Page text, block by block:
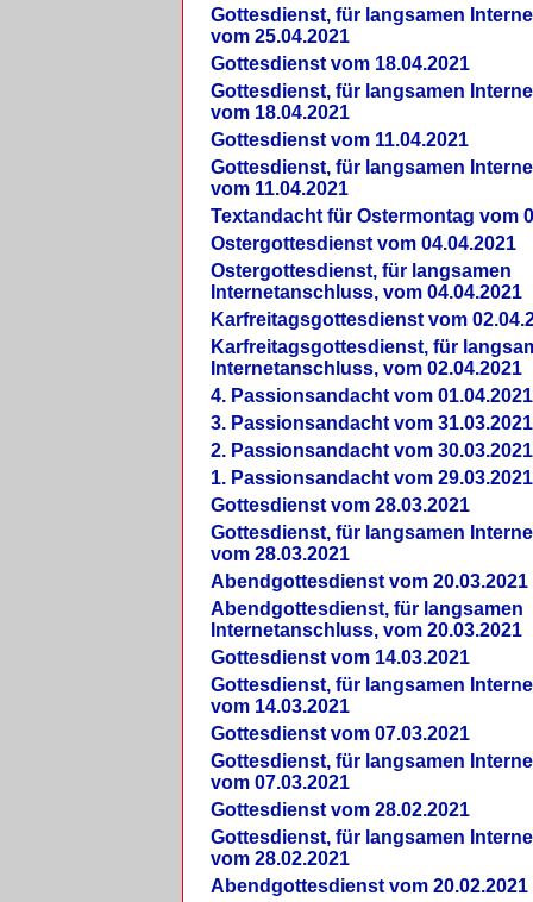
Gottesdienst, für langsamen
vom 25.04.2021
Gottesdienst vom 18.04.2021
Gottesdienst, für langsamen
vom 18.04.2021
Gottesdienst vom 11.04.2021
Gottesdienst, für langsamen
vom 11.04.2021
Textandacht für Ostermontag vom
Ostergottesdienst vom 04.04.2021
Ostergottesdienst, für langsamen
Internetanschluss, vom 04.04.2021
Karfreitagsgottesdienst vom
Karfreitagsgottesdienst, für
Internetanschluss, vom 02.04.2021
4. Passionsandacht vom 01.04.2021
3. Passionsandacht vom 31.03.2021
2. Passionsandacht vom 30.03.2021
1. Passionsandacht vom 29.03.2021
Gottesdienst vom 28.03.2021
Gottesdienst, für langsamen
vom 28.03.2021
Abendgottesdienst vom 20.03.2021
Abendgottesdienst, für langsamen
Internetanschluss, vom 20.03.2021
Gottesdienst vom 14.03.2021
Gottesdienst, für langsamen
vom 14.03.2021
Gottesdienst vom 07.03.2021
Gottesdienst, für langsamen
vom 07.03.2021
Gottesdienst vom 28.02.2021
Gottesdienst, für langsamen
vom 28.02.2021
Abendgottesdienst vom 20.02.2021